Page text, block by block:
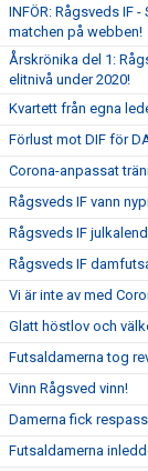
INFÖR: Rågsveds IF
matchen på webben!
Årskrönika del 1:
elitnivå under 2020!
Kvartett från egna
Förlust mot DIF för
Corona-anpassat
Rågsveds IF vann
Rågsveds IF
Rågsveds IF
Vi är inte av med
Glatt höstlov och
Futsaldamerna tog
Vinn Rågsved vinn!
Damerna fick
Futsaldamerna